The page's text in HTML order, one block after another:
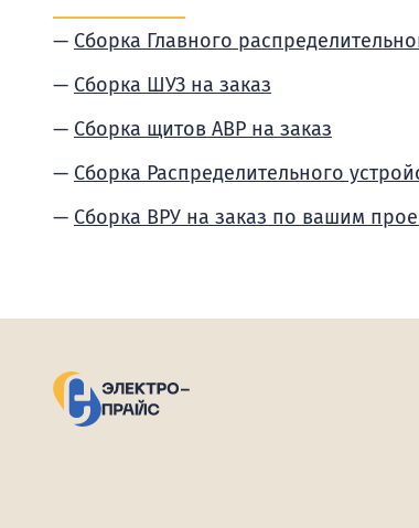
Сборка Главного
Сборка ШУЗ на заказ
Сборка щитов АВР на заказ
Сборка Распределительного
Сборка ВРУ на заказ по вашим